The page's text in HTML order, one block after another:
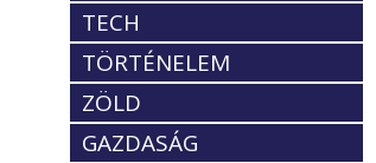
TECH
TÖRTÉNELEM
ZÖLD
GAZDASÁG